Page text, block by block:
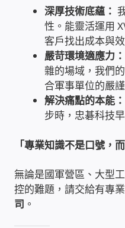
捷元電腦 NUC迷你
飛碟 不斷電 UPS / 穩
遠距教學、在家辦公
USB隨插即用視
數位廣告看板播放器
電腦 工具 軟體 手冊
深厚技術底蘊：
性。能靈活運用
客戶找出成本與
嚴苛環境適應力：
雜的場域，我們
合軍事單位的嚴
解決痛點的本能：
步時，忠碁科技
「專業知識不是口號，
無論是國軍營區、大型
控的難題，請交給有專
司 。